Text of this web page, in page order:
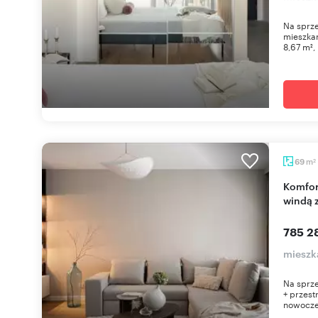
Na
8,67
69 m2
Komfortowe 3-pokojowe mieszkanie z loggią i
windą
785
Na
+